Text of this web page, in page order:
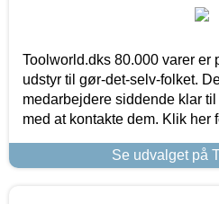
Toolworld.dks 80.000 varer
udstyr til gør-det-selv-folket.
medarbejdere siddende klar
med at kontakte dem. Klik her
Se udvalget på